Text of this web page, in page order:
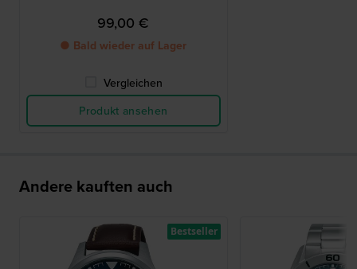
99,00 €
● Bald wieder auf Lager
Vergleichen
Produkt ansehen
Andere kauften auch
Bestseller